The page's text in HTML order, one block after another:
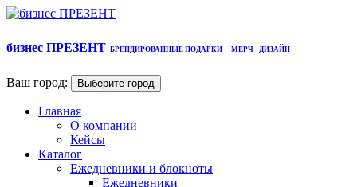
бизнес ПРЕЗЕНТ· БРЕНДИРОВАННЫЕ ПОДАРКИ · МЕРЧ · ДИЗАЙН
Ваш город: Выберите город
Главная
О компании
Кейсы
Каталог
Ежедневники и блокноты
Ежедневники